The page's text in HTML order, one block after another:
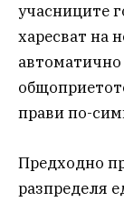
учасниците
харесват на
прави по-
Предходно
разпределя